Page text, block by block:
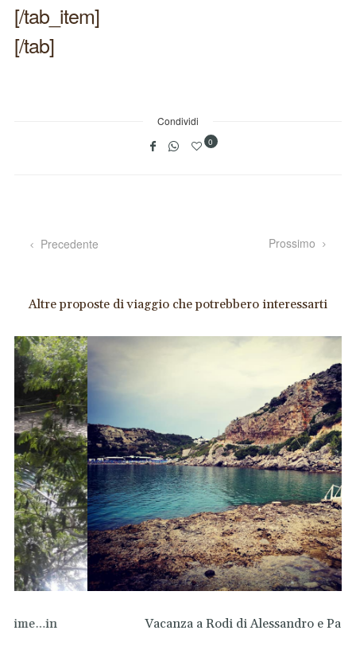
[/tab_item]
[/tab]
Condividi
0
Precedente Prossimo
Altre proposte di viaggio che potrebbero interessarti
Vacanza a Rodi di Alessandro e Paola